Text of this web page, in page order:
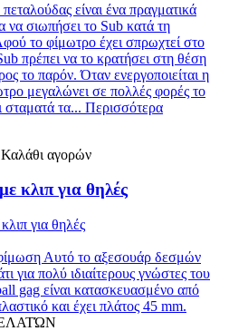
είναι ένα πραγματικά
να σιωπήσει το Sub κατά τη
το φίμωτρο έχει σπρωχτεί στο
πρέπει να το κρατήσει στη θέση
το παρόν. Όταν ενεργοποιείται η
μεγαλώνει σε πολλές φορές το
σταματά τα... Περισσότερα
Καλάθι αγορών
κλιπ για θηλές
Αυτό το αξεσουάρ δεσμών
για πολύ ιδιαίτερους γνώστες του
gag είναι κατασκευασμένο από
και έχει πλάτος 45 mm.